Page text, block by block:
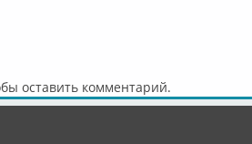
оставить комментарий.